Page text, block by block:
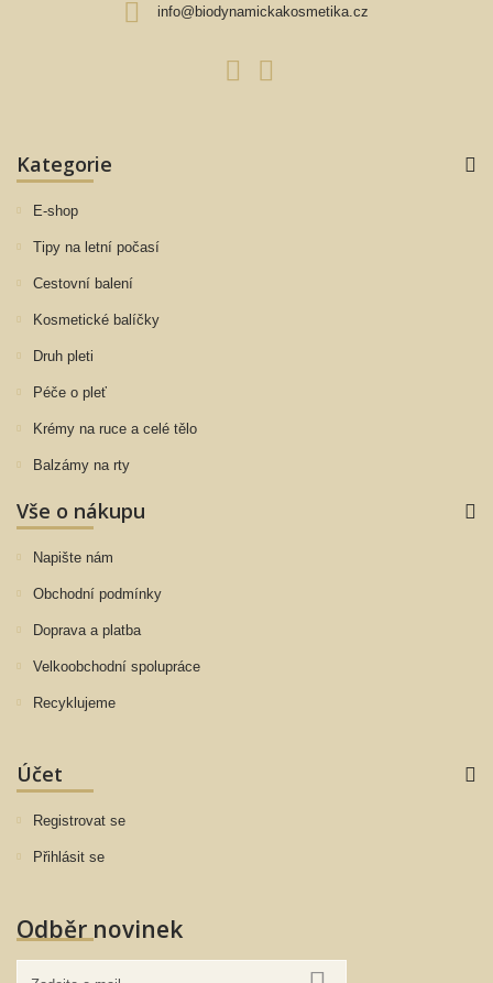
info@biodynamickakosmetika.cz
Kategorie
E-shop
Tipy na letní počasí
Cestovní balení
Kosmetické balíčky
Druh pleti
Péče o pleť
Krémy na ruce a celé tělo
Balzámy na rty
Tělová péče
Dárkové poukazy
Doplňky
Veganské produkty
Vše o nákupu
Napište nám
Obchodní podmínky
Doprava a platba
Velkoobchodní spolupráce
Recyklujeme
Účet
Registrovat se
Přihlásit se
Odběr novinek